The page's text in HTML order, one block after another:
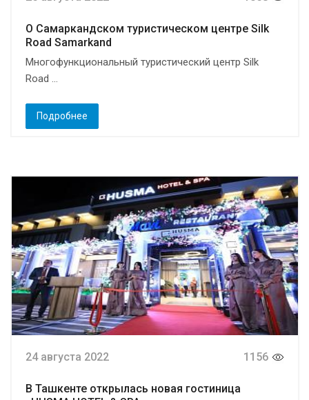
О Самаркандском туристическом центре Silk
Road Samarkand
Многофункциональный туристический центр Silk
Road ...
Подробнее
24 августа 2022 1156
В Ташкенте открылась новая гостиница